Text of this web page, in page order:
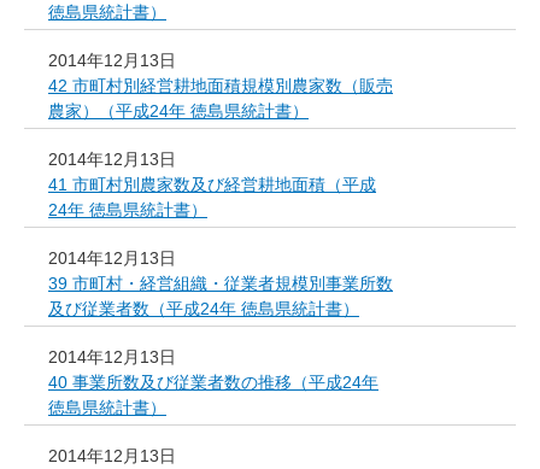
徳島県統計書）
2014年12月13日
42 市町村別経営耕地面積規模別農家数（販売
農家）（平成24年 徳島県統計書）
2014年12月13日
41 市町村別農家数及び経営耕地面積（平成
24年 徳島県統計書）
2014年12月13日
39 市町村・経営組織・従業者規模別事業所数
及び従業者数（平成24年 徳島県統計書）
2014年12月13日
40 事業所数及び従業者数の推移（平成24年
徳島県統計書）
2014年12月13日